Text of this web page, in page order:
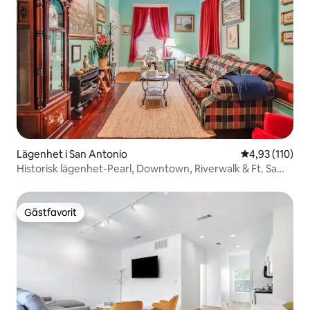
Lägenhet i San Antonio 4,93 av 5 i
4,93 (110)
Historisk lägenhet-Pearl, Downtown, Riverwalk & Ft. Sam-
Gästfavorit
Gästfavorit